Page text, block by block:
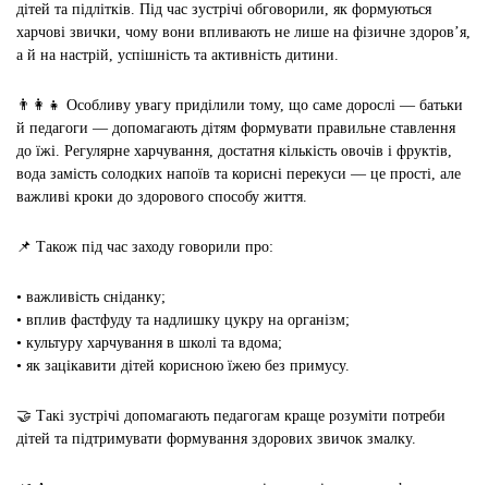
дітей та підлітків. Під час зустрічі обговорили, як формуються
харчові звички, чому вони впливають не лише на фізичне здоров’я,
а й на настрій, успішність та активність дитини.
👨‍👩‍👧 Особливу увагу приділили тому, що саме дорослі — батьки
й педагоги — допомагають дітям формувати правильне ставлення
до їжі. Регулярне харчування, достатня кількість овочів і фруктів,
вода замість солодких напоїв та корисні перекуси — це прості, але
важливі кроки до здорового способу життя.
📌 Також під час заходу говорили про:
• важливість сніданку;
• вплив фастфуду та надлишку цукру на організм;
• культуру харчування в школі та вдома;
• як зацікавити дітей корисною їжею без примусу.
🤝 Такі зустрічі допомагають педагогам краще розуміти потреби
дітей та підтримувати формування здорових звичок змалку.